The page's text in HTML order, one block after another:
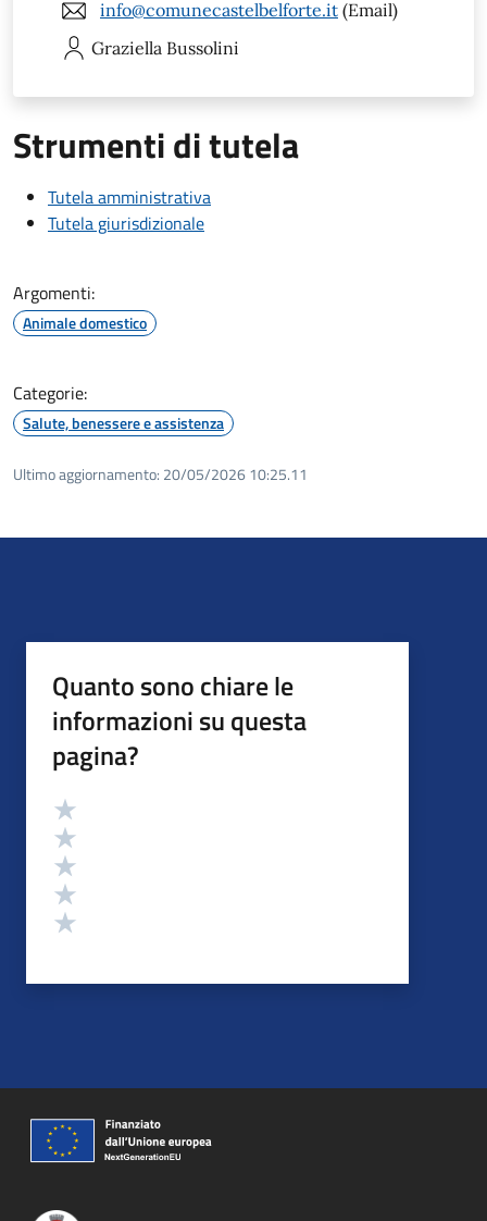
info@comunecastelbelforte.it (Email)
Graziella Bussolini
Strumenti di tutela
Tutela amministrativa
Tutela giurisdizionale
Argomenti:
Animale domestico
Categorie:
Salute, benessere e assistenza
Ultimo aggiornamento: 20/05/2026 10:25.11
Quanto sono chiare le
informazioni su questa
pagina?
Valutazione